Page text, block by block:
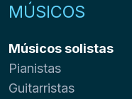
MÚSICOS
Músicos solistas
Pianistas
Guitarristas